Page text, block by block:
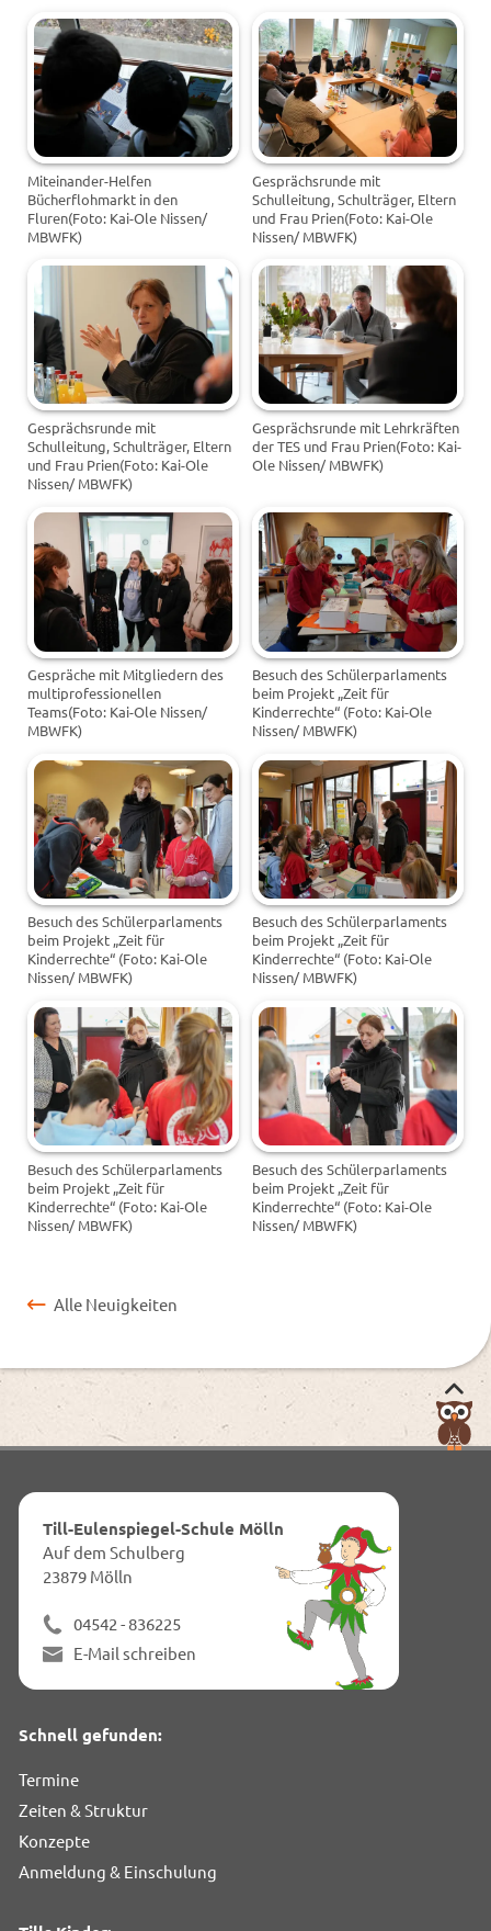
Miteinander-Helfen
Bücherflohmarkt in den
Fluren(Foto: Kai-Ole Nissen/
MBWFK)
Gesprächsrunde mit
Schulleitung, Schulträger, Eltern
und Frau Prien(Foto: Kai-Ole
Nissen/ MBWFK)
Gesprächsrunde mit
Schulleitung, Schulträger, Eltern
und Frau Prien(Foto: Kai-Ole
Nissen/ MBWFK)
Gesprächsrunde mit Lehrkräften
der TES und Frau Prien(Foto: Kai-
Ole Nissen/ MBWFK)
Gespräche mit Mitgliedern des
multiprofessionellen
Teams(Foto: Kai-Ole Nissen/
MBWFK)
Besuch des Schülerparlaments
beim Projekt „Zeit für
Kinderrechte“ (Foto: Kai-Ole
Nissen/ MBWFK)
Besuch des Schülerparlaments
beim Projekt „Zeit für
Kinderrechte“ (Foto: Kai-Ole
Nissen/ MBWFK)
Besuch des Schülerparlaments
beim Projekt „Zeit für
Kinderrechte“ (Foto: Kai-Ole
Nissen/ MBWFK)
Besuch des Schülerparlaments
beim Projekt „Zeit für
Kinderrechte“ (Foto: Kai-Ole
Nissen/ MBWFK)
Besuch des Schülerparlaments
beim Projekt „Zeit für
Kinderrechte“ (Foto: Kai-Ole
Nissen/ MBWFK)
Alle Neuigkeiten
Till-Eulenspiegel-Schule Mölln
Auf dem Schulberg
23879 Mölln
04542 - 836225
E-Mail schreiben
Schnell gefunden:
Termine
Zeiten & Struktur
Konzepte
Anmeldung & Einschulung